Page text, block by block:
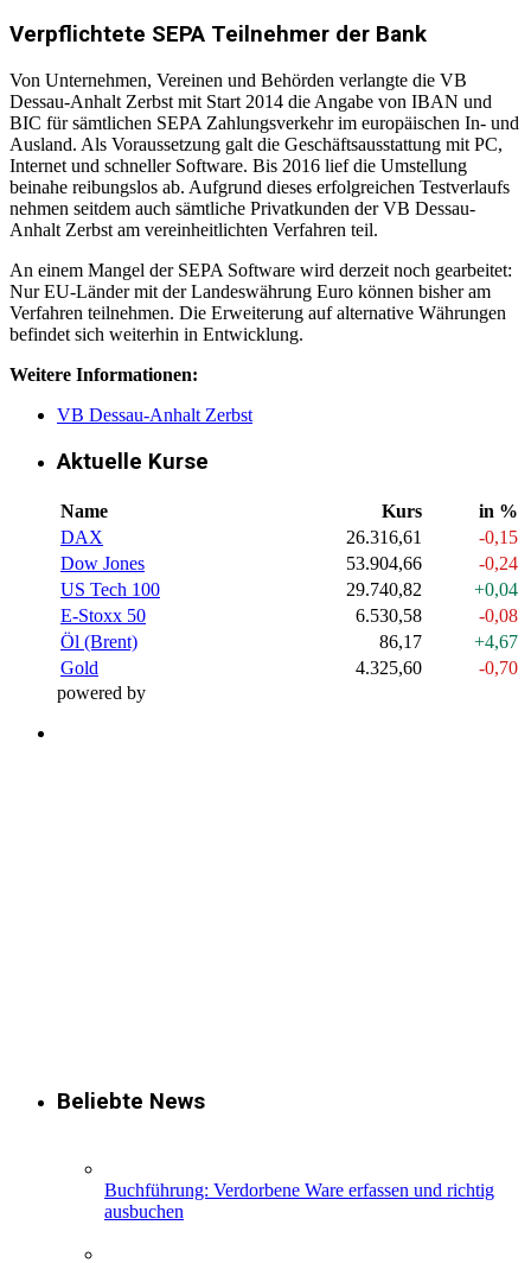
Verpflichtete SEPA Teilnehmer der Bank
Von Unternehmen, Vereinen und Behörden verlangte die VB
Dessau-Anhalt Zerbst mit Start 2014 die Angabe von IBAN und
BIC für sämtlichen SEPA Zahlungsverkehr im europäischen In- und
Ausland. Als Voraussetzung galt die Geschäftsausstattung mit PC,
Internet und schneller Software. Bis 2016 lief die Umstellung
beinahe reibungslos ab. Aufgrund dieses erfolgreichen Testverlaufs
nehmen seitdem auch sämtliche Privatkunden der VB Dessau-
Anhalt Zerbst am vereinheitlichten Verfahren teil.
An einem Mangel der SEPA Software wird derzeit noch gearbeitet:
Nur EU-Länder mit der Landeswährung Euro können bisher am
Verfahren teilnehmen. Die Erweiterung auf alternative Währungen
befindet sich weiterhin in Entwicklung.
Weitere Informationen:
VB Dessau-Anhalt Zerbst
Aktuelle Kurse
Name Kurs
in %
DAX
26.316,61
-0,15
Dow Jones
53.904,66
-0,24
US Tech 100
29.740,82
+0,04
E-Stoxx 50
6.530,58
-0,08
Öl (Brent)
86,17
+4,67
Gold
4.325,60
-0,70
powered by
Beliebte News
Buchführung: Verdorbene Ware erfassen und richtig
ausbuchen